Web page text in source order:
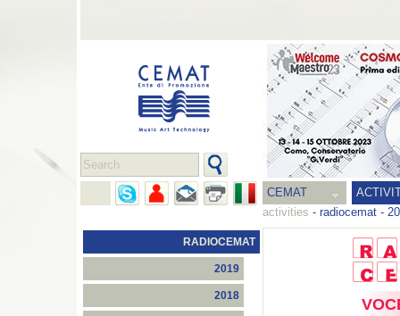
CEMAT
activities - radiocemat -
RADIOCEMAT
2019
2018